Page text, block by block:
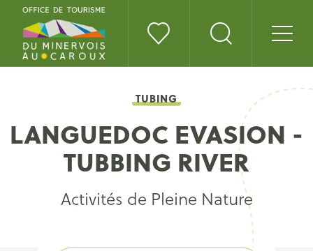
TUBING
LANGUEDOC EVASION -
TUBBING RIVER
Activités de Pleine Nature